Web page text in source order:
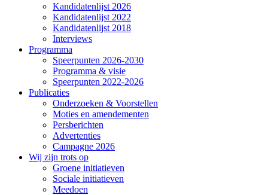
Kandidatenlijst 2026
Kandidatenlijst 2022
Kandidatenlijst 2018
Interviews
Programma
Speerpunten 2026-2030
Programma & visie
Speerpunten 2022-2026
Publicaties
Onderzoeken & Voorstellen
Moties en amendementen
Persberichten
Advertenties
Campagne 2026
Wij zijn trots op
Groene initiatieven
Sociale initiatieven
Meedoen